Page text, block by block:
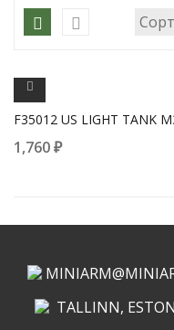
F35012 US LIGHT TANK
1,760₽
TALLINN,